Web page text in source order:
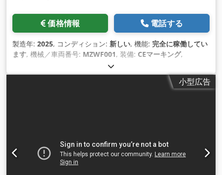
価格情報 電話する
製造年: 2025, コンディション: 新しい, 機能: 完全に稼働してい
ます, 機械／車両番号: MZWF001, 装備: CEマーキング,
小型広告